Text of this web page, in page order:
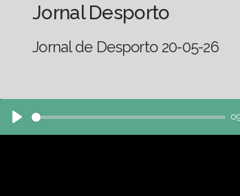
Jornal Desporto
Jornal de Desporto 20-05-26
Play